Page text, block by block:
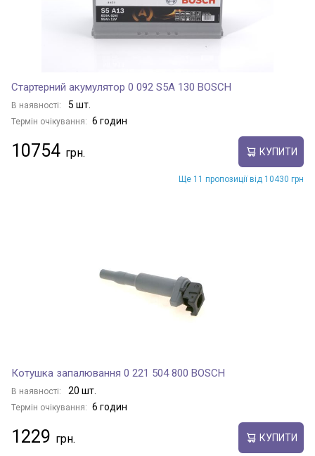
Стартерний акумулятор 0 092 S5A 130 BOSCH
В наявності: 5 шт.
Термін очікування: 6 годин
10754 КУПИТИ
Ще 11 пропозиції від 10430 грн
Котушка запалювання 0 221 504 800 BOSCH
В наявності: 20 шт.
Термін очікування: 6 годин
1229 КУПИТИ